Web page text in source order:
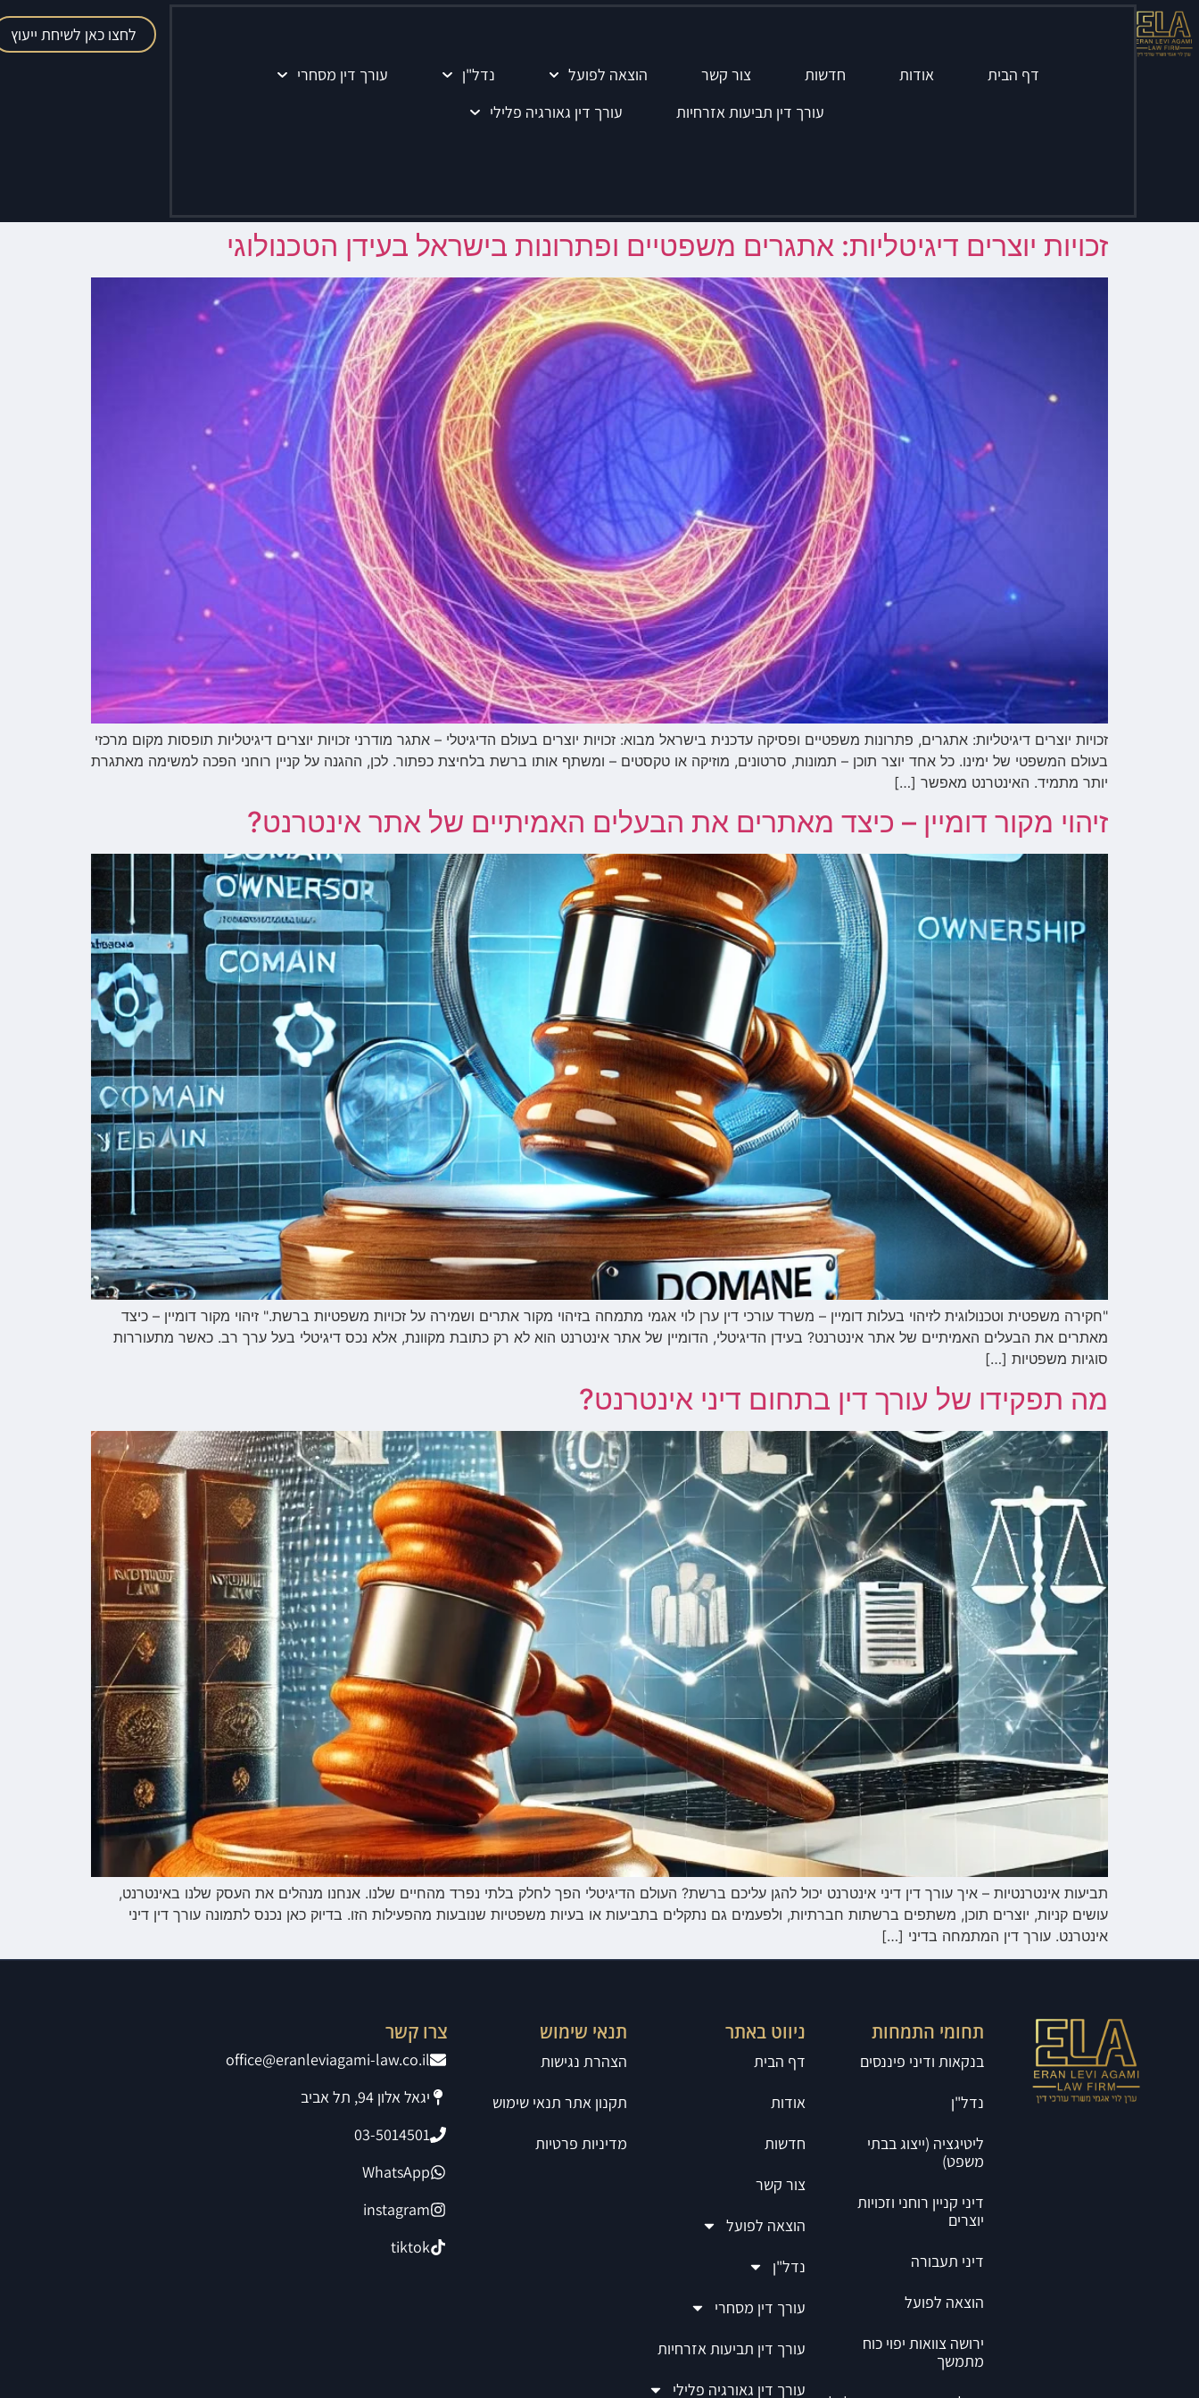
דף הבית אודות חדשות צור קשר הוצאה לפועל נדל"ן
עורך דין מסחרי
עורך דין תביעות אזרחיות
עורך דין גאורגיה פלילי
לחצו כאן לשיחת ייעוץ
זכויות יוצרים דיגיטליות: אתגרים משפטיים ופתרונות בישראל בעידן הטכנולוגי
זכויות יוצרים דיגיטליות: אתגרים, פתרונות משפטיים ופסיקה עדכנית בישראל מבוא: זכויות יוצרים בעולם הדיגיטלי – אתגר מודרני זכויות יוצרים דיגיטליות תופסות מקום מרכזי
בעולם המשפטי של ימינו. כל אחד יוצר תוכן – תמונות, סרטונים, מוזיקה או טקסטים – ומשתף אותו ברשת בלחיצת כפתור. לכן, ההגנה על קניין רוחני הפכה למשימה מאתגרת
יותר מתמיד. האינטרנט מאפשר […]
זיהוי מקור דומיין – כיצד מאתרים את הבעלים האמיתיים של אתר אינטרנט?
"חקירה משפטית וטכנולוגית לזיהוי בעלות דומיין – משרד עורכי דין ערן לוי אגמי מתמחה בזיהוי מקור אתרים ושמירה על זכויות משפטיות ברשת." זיהוי מקור דומיין – כיצד
מאתרים את הבעלים האמיתיים של אתר אינטרנט? בעידן הדיגיטלי, הדומיין של אתר אינטרנט הוא לא רק כתובת מקוונת, אלא נכס דיגיטלי בעל ערך רב. כאשר מתעוררות
סוגיות משפטיות […]
מה תפקידו של עורך דין בתחום דיני אינטרנט?
תביעות אינטרנטיות – איך עורך דין דיני אינטרנט יכול להגן עליכם ברשת? העולם הדיגיטלי הפך לחלק בלתי נפרד מהחיים שלנו. אנחנו מנהלים את העסק שלנו באינטרנט,
עושים קניות, יוצרים תוכן, משתפים ברשתות חברתיות, ולפעמים גם נתקלים בתביעות או בעיות משפטיות שנובעות מהפעילות הזו. בדיוק כאן נכנס לתמונה עורך דין דיני
אינטרנט. עורך דין המתמחה בדיני […]
תחומי התמחות
בנקאות ודיני פיננסים
נדל"ן
ליטיגציה (ייצוג בבתי
משפט)
דיני קניין רוחני וזכויות
יוצרים
דיני תעבורה
הוצאה לפועל
ירושה צוואות יפוי כוח
מתמשך
ניווט באתר
דף הבית
אודות
חדשות
צור קשר
הוצאה לפועל
נדל"ן
עורך דין מסחרי
עורך דין תביעות אזרחיות
עורך דין גאורגיה פלילי
תנאי שימוש
הצהרת נגישות
תקנון אתר תנאי שימוש
מדיניות פרטיות
צרו קשר
office@eranleviagami-law.co.il
יגאל אלון 94, תל אביב
03-5014501
WhatsApp
instagram
tiktok